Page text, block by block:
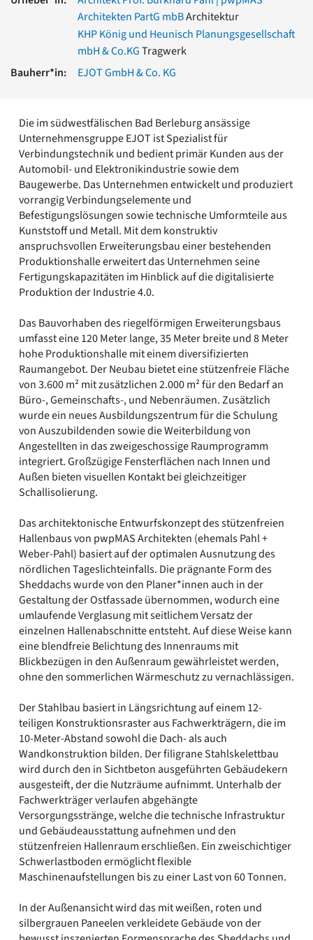
Vorromanik
Römische Antike
Freunde & Förderer
Kontakt
Impressum
Datenschutz
Suchbegriff eingeben
Architekten PartG mbBArchitektur
KHP König und Heunisch Planungsgesellschaft
mbH & Co.KGTragwerk
Bauherr*in:
EJOT GmbH & Co. KG
Die im südwestfälischen Bad Berleburg ansässige
Unternehmensgruppe EJOT ist Spezialist für
Verbindungstechnik und bedient primär Kunden aus der
Automobil- und Elektronikindustrie sowie dem
Baugewerbe. Das Unternehmen entwickelt und produziert
vorrangig Verbindungselemente und
Befestigungslösungen sowie technische Umformteile aus
Kunststoff und Metall. Mit dem konstruktiv
anspruchsvollen Erweiterungsbau einer bestehenden
Produktionshalle erweitert das Unternehmen seine
Fertigungskapazitäten im Hinblick auf die digitalisierte
Produktion der Industrie 4.0.
Das Bauvorhaben des riegelförmigen Erweiterungsbaus
umfasst eine 120 Meter lange, 35 Meter breite und 8 Meter
hohe Produktionshalle mit einem diversifizierten
Raumangebot. Der Neubau bietet eine stützenfreie Fläche
von 3.600 m² mit zusätzlichen 2.000 m² für den Bedarf an
Büro-, Gemeinschafts-, und Nebenräumen. Zusätzlich
wurde ein neues Ausbildungszentrum für die Schulung
von Auszubildenden sowie die Weiterbildung von
Angestellten in das zweigeschossige Raumprogramm
integriert. Großzügige Fensterflächen nach Innen und
Außen bieten visuellen Kontakt bei gleichzeitiger
Schallisolierung.
Das architektonische Entwurfskonzept des stützenfreien
Hallenbaus von pwpMAS Architekten (ehemals Pahl +
Weber-Pahl) basiert auf der optimalen Ausnutzung des
nördlichen Tageslichteinfalls. Die prägnante Form des
Sheddachs wurde von den Planer*innen auch in der
Gestaltung der Ostfassade übernommen, wodurch eine
umlaufende Verglasung mit seitlichem Versatz der
einzelnen Hallenabschnitte entsteht. Auf diese Weise kann
eine blendfreie Belichtung des Innenraums mit
Blickbezügen in den Außenraum gewährleistet werden,
ohne den sommerlichen Wärmeschutz zu vernachlässigen.
Der Stahlbau basiert in Längsrichtung auf einem 12-
teiligen Konstruktionsraster aus Fachwerkträgern, die im
10-Meter-Abstand sowohl die Dach- als auch
Wandkonstruktion bilden. Der filigrane Stahlskelettbau
wird durch den in Sichtbeton ausgeführten Gebäudekern
ausgesteift, der die Nutzräume aufnimmt. Unterhalb der
Fachwerkträger verlaufen abgehängte
Versorgungsstränge, welche die technische Infrastruktur
und Gebäudeausstattung aufnehmen und den
stützenfreien Hallenraum erschließen. Ein zweischichtiger
Schwerlastboden ermöglicht flexible
Maschinenaufstellungen bis zu einer Last von 60 Tonnen.
In der Außenansicht wird das mit weißen, roten und
silbergrauen Paneelen verkleidete Gebäude von der